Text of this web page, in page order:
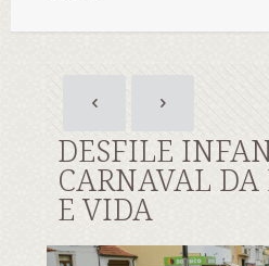
DESFILE
CARNAVAL DA
E VIDA